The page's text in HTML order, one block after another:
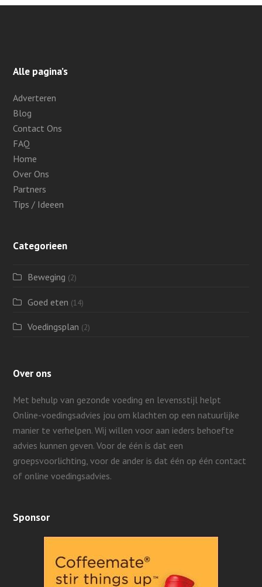
Alle pagina’s
Adverteren
Blog
Contact Ons
FAQ
Home
Over Ons
Partners
Tips / Ideeen
Categorieen
Beweging (2)
Goed eten (14)
Voedingsplan (2)
Over ons
Met behulp van gezonde voeding en levensstijl helpt
Online-voedingsadvies jou om klachten op een natuurlijke
manier te verhelpen. Wij willen voor aan ieders behoefte
advies kunnen geven.Voor de één is dat een
groepsvoorlichting, voor de ander is dat één op één contact
of online voedingsadvies.
Sponsor